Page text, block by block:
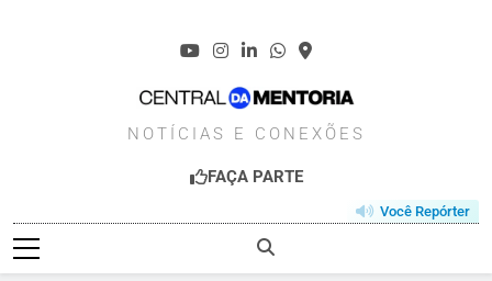
NOTÍCIAS E CONEXÕES
FAÇA PARTE
Você Repórter